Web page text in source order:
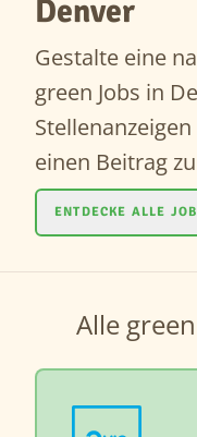
Denver
Gestalte eine
green Jobs in
einen Beitrag
ENTDECKE ALLE
Alle